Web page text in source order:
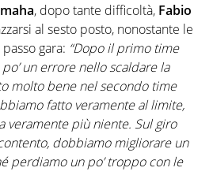
, dopo tante difficoltà, Fabio
al sesto posto, nonostante le
gara: “Dopo il primo time
un errore nello scaldare la
molto bene nel secondo time
fatto veramente al limite,
veramente più niente. Sul giro
dobbiamo migliorare un
perdiamo un po’ troppo con le